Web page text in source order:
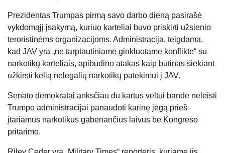
Prezidentas Trumpas pirmą savo darbo dieną pasirašė
vykdomąjį įsakymą, kuriuo karteliai buvo priskirti užsienio
teroristinėms organizacijoms. Administracija, teigdama,
kad JAV yra „ne tarptautiniame ginkluotame konflikte“ su
narkotikų karteliais, apibūdino atakas kaip būtinas siekiant
užkirsti kelią nelegalių narkotikų patekimui į JAV.
Senato demokratai anksčiau du kartus veltui bandė neleisti
Trumpo administracijai panaudoti karinę jėgą prieš
įtariamus narkotikus gabenančius laivus be Kongreso
pritarimo.